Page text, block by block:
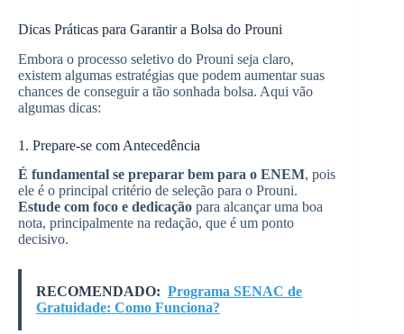
Dicas Práticas para Garantir a Bolsa do Prouni
Embora o processo seletivo do Prouni seja claro,
existem algumas estratégias que podem aumentar suas
chances de conseguir a tão sonhada bolsa. Aqui vão
algumas dicas:
1. Prepare-se com Antecedência
É fundamental se preparar bem para o ENEM, pois
ele é o principal critério de seleção para o Prouni.
Estude com foco e dedicação para alcançar uma boa
nota, principalmente na redação, que é um ponto
decisivo.
RECOMENDADO: Programa SENAC de
Gratuidade: Como Funciona?